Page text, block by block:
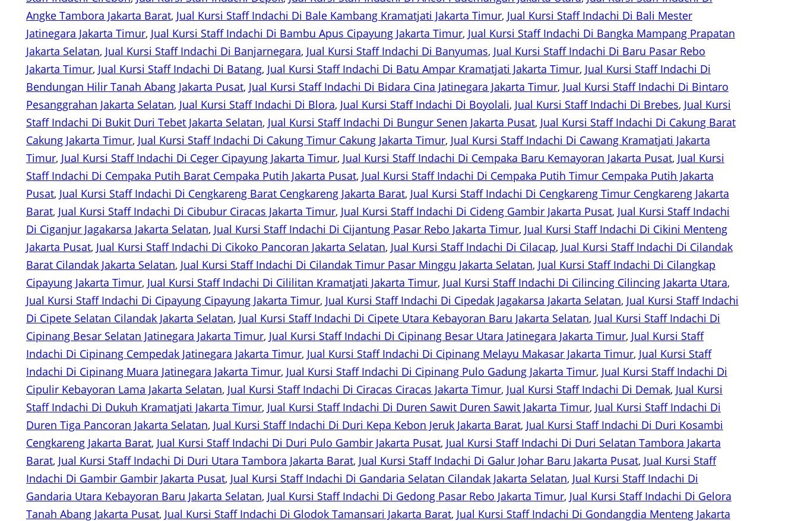
Angke Tambora Jakarta Barat, Jual Kursi Staff Indachi Di Bale Kambang Kramatjati Jakarta Timur, Jual Kursi Staff Indachi Di Bali Mester
Jatinegara Jakarta Timur, Jual Kursi Staff Indachi Di Bambu Apus Cipayung Jakarta Timur, Jual Kursi Staff Indachi Di Bangka Mampang Prapatan
Jakarta Selatan, Jual Kursi Staff Indachi Di Banjarnegara, Jual Kursi Staff Indachi Di Banyumas, Jual Kursi Staff Indachi Di Baru Pasar Rebo
Jakarta Timur, Jual Kursi Staff Indachi Di Batang, Jual Kursi Staff Indachi Di Batu Ampar Kramatjati Jakarta Timur, Jual Kursi Staff Indachi Di
Bendungan Hilir Tanah Abang Jakarta Pusat, Jual Kursi Staff Indachi Di Bidara Cina Jatinegara Jakarta Timur, Jual Kursi Staff Indachi Di Bintaro
Pesanggrahan Jakarta Selatan, Jual Kursi Staff Indachi Di Blora, Jual Kursi Staff Indachi Di Boyolali, Jual Kursi Staff Indachi Di Brebes, Jual Kursi
Staff Indachi Di Bukit Duri Tebet Jakarta Selatan, Jual Kursi Staff Indachi Di Bungur Senen Jakarta Pusat, Jual Kursi Staff Indachi Di Cakung Barat
Cakung Jakarta Timur, Jual Kursi Staff Indachi Di Cakung Timur Cakung Jakarta Timur, Jual Kursi Staff Indachi Di Cawang Kramatjati Jakarta
Timur, Jual Kursi Staff Indachi Di Ceger Cipayung Jakarta Timur, Jual Kursi Staff Indachi Di Cempaka Baru Kemayoran Jakarta Pusat, Jual Kursi
Staff Indachi Di Cempaka Putih Barat Cempaka Putih Jakarta Pusat, Jual Kursi Staff Indachi Di Cempaka Putih Timur Cempaka Putih Jakarta
Pusat, Jual Kursi Staff Indachi Di Cengkareng Barat Cengkareng Jakarta Barat, Jual Kursi Staff Indachi Di Cengkareng Timur Cengkareng Jakarta
Barat, Jual Kursi Staff Indachi Di Cibubur Ciracas Jakarta Timur, Jual Kursi Staff Indachi Di Cideng Gambir Jakarta Pusat, Jual Kursi Staff Indachi
Di Ciganjur Jagakarsa Jakarta Selatan, Jual Kursi Staff Indachi Di Cijantung Pasar Rebo Jakarta Timur, Jual Kursi Staff Indachi Di Cikini Menteng
Jakarta Pusat, Jual Kursi Staff Indachi Di Cikoko Pancoran Jakarta Selatan, Jual Kursi Staff Indachi Di Cilacap, Jual Kursi Staff Indachi Di Cilandak
Barat Cilandak Jakarta Selatan, Jual Kursi Staff Indachi Di Cilandak Timur Pasar Minggu Jakarta Selatan, Jual Kursi Staff Indachi Di Cilangkap
Cipayung Jakarta Timur, Jual Kursi Staff Indachi Di Cililitan Kramatjati Jakarta Timur, Jual Kursi Staff Indachi Di Cilincing Cilincing Jakarta Utara
Jual Kursi Staff Indachi Di Cipayung Cipayung Jakarta Timur, Jual Kursi Staff Indachi Di Cipedak Jagakarsa Jakarta Selatan, Jual Kursi Staff Indachi
Di Cipete Selatan Cilandak Jakarta Selatan, Jual Kursi Staff Indachi Di Cipete Utara Kebayoran Baru Jakarta Selatan, Jual Kursi Staff Indachi Di
Cipinang Besar Selatan Jatinegara Jakarta Timur, Jual Kursi Staff Indachi Di Cipinang Besar Utara Jatinegara Jakarta Timur, Jual Kursi Staff
Indachi Di Cipinang Cempedak Jatinegara Jakarta Timur, Jual Kursi Staff Indachi Di Cipinang Melayu Makasar Jakarta Timur, Jual Kursi Staff
Indachi Di Cipinang Muara Jatinegara Jakarta Timur, Jual Kursi Staff Indachi Di Cipinang Pulo Gadung Jakarta Timur, Jual Kursi Staff Indachi Di
Cipulir Kebayoran Lama Jakarta Selatan, Jual Kursi Staff Indachi Di Ciracas Ciracas Jakarta Timur, Jual Kursi Staff Indachi Di Demak, Jual Kursi
Staff Indachi Di Dukuh Kramatjati Jakarta Timur, Jual Kursi Staff Indachi Di Duren Sawit Duren Sawit Jakarta Timur, Jual Kursi Staff Indachi Di
Duren Tiga Pancoran Jakarta Selatan, Jual Kursi Staff Indachi Di Duri Kepa Kebon Jeruk Jakarta Barat, Jual Kursi Staff Indachi Di Duri Kosambi
Cengkareng Jakarta Barat, Jual Kursi Staff Indachi Di Duri Pulo Gambir Jakarta Pusat, Jual Kursi Staff Indachi Di Duri Selatan Tambora Jakarta
Barat, Jual Kursi Staff Indachi Di Duri Utara Tambora Jakarta Barat, Jual Kursi Staff Indachi Di Galur Johar Baru Jakarta Pusat, Jual Kursi Staff
Indachi Di Gambir Gambir Jakarta Pusat, Jual Kursi Staff Indachi Di Gandaria Selatan Cilandak Jakarta Selatan, Jual Kursi Staff Indachi Di
Gandaria Utara Kebayoran Baru Jakarta Selatan, Jual Kursi Staff Indachi Di Gedong Pasar Rebo Jakarta Timur, Jual Kursi Staff Indachi Di Gelora
Tanah Abang Jakarta Pusat, Jual Kursi Staff Indachi Di Glodok Tamansari Jakarta Barat, Jual Kursi Staff Indachi Di Gondangdia Menteng Jakarta